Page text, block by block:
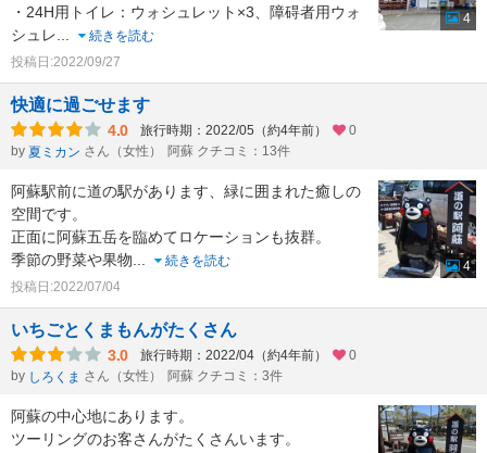
・24H用トイレ：ウォシュレット×3、障碍者用ウォ
シュレ...
続きを読む
投稿日:2022/09/27
4
快適に過ごせます
4.0 旅行時期：2022/05（約4年前）
0
by 夏ミカン さん（女性） 阿蘇 クチコミ：13件
阿蘇駅前に道の駅があります、緑に囲まれた癒しの
空間です。
正面に阿蘇五岳を臨めてロケーションも抜群。
季節の野菜や果物...
続きを読む
投稿日:2022/07/04
4
いちごとくまもんがたくさん
3.0 旅行時期：2022/04（約4年前）
0
by しろくま さん（女性） 阿蘇 クチコミ：3件
阿蘇の中心地にあります。
ツーリングのお客さんがたくさんいます。